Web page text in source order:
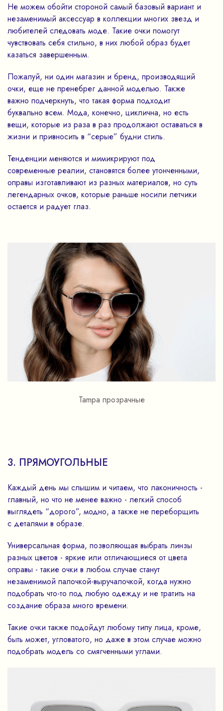
Не можем обойти стороной самый базовый вариант и
незаменимый аксессуар в коллекции многих звезд и
любителей следовать моде. Такие очки помогут
чувствовать себя стильно, в них любой образ будет
казаться завершенным.
Пожалуй, ни один магазин и бренд, производящий
очки, еще не пренебрег данной моделью. Также
важно подчеркнуть, что такая форма подходит
буквально всем. Мода, конечно, циклична, но есть
вещи, которые из раза в раз продолжают оставаться в
жизни и привносить в “серые” будни стиль.
Тенденции меняются и мимикрируют под
современные реалии, становятся более утонченными,
оправы изготавливают из разных материалов, но суть
легендарных очков, которые раньше носили летчики
остается и радует глаз.
Tampa прозрачные
3. ПРЯМОУГОЛЬНЫЕ
Каждый день мы слышим и читаем, что лаконичность -
главный, но что не менее важно - легкий способ
выглядеть “дорого”, модно, а также не переборщить
с деталями в образе.
Универсальная форма, позволяющая выбрать линзы
разных цветов - яркие или отличающиеся от цвета
оправы - такие очки в любом случае станут
незаменимой палочкой-выручалочкой, когда нужно
подобрать что-то под любую одежду и не тратить на
создание образа много времени.
Такие очки также подойдут любому типу лица, кроме,
быть может, угловатого, но даже в этом случае можно
подобрать модель со смягченными углами.